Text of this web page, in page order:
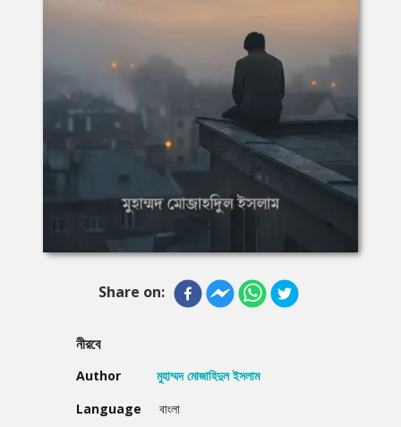
Share on:
নীরবে
Author
মুহাম্মদ মোজাহিদুল ইসলাম
Language
বাংলা